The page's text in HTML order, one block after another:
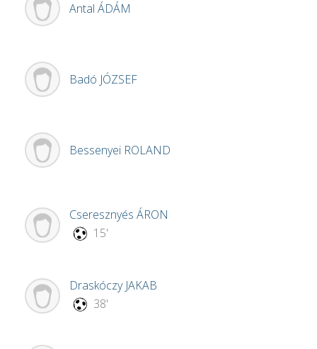
Antal ÁDÁM
Badó JÓZSEF
Bessenyei ROLAND
Cseresznyés ÁRON
15'
Draskóczy JAKAB
38'